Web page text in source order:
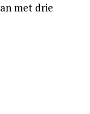
met drie